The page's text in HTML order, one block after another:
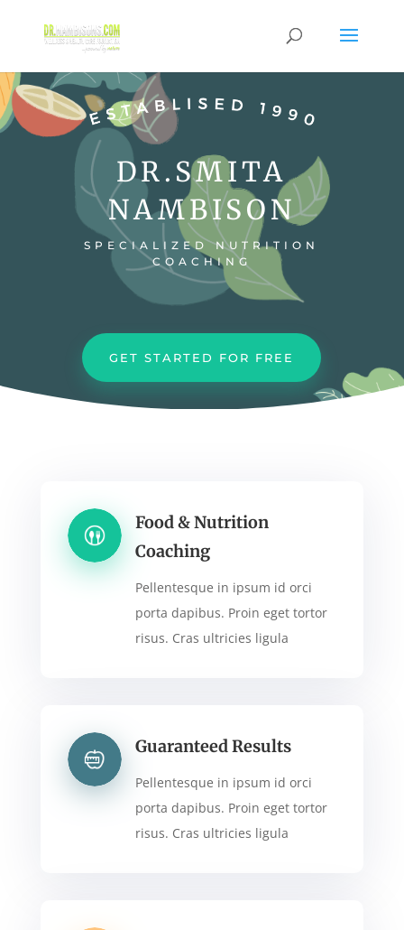
DR.SMITA
NAMBISON
SPECIALIZED NUTRITION
COACHING
GET STARTED FOR FREE
Food & Nutrition
Coaching
Pellentesque in ipsum id orci
porta dapibus. Proin eget tortor
risus. Cras ultricies ligula
Guaranteed Results
Pellentesque in ipsum id orci
porta dapibus. Proin eget tortor
risus. Cras ultricies ligula